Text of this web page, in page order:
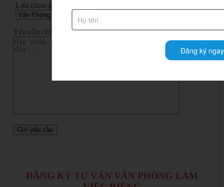
Lựa chọn giải pháp:
Yêu cầu chi tiết:
ĐĂNG KÝ TƯ VẤN VĂN PHÒNG LÀM
Đăng ký ngay